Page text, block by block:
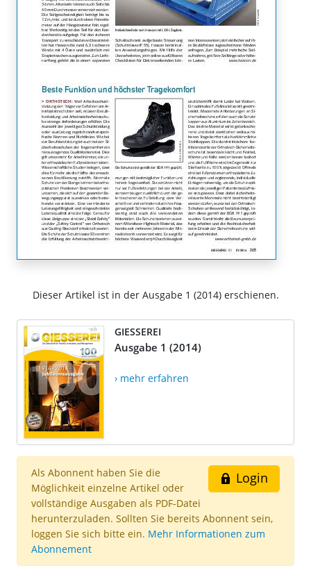
Dieser Artikel ist in der Ausgabe 1 (2014) erschienen.
GIESSEREI
Ausgabe 1 (2014)
› mehr erfahren
Login
Als Abonnent haben Sie die
Möglichkeit einzelne Artikel oder
vollständige Ausgaben als PDF-Datei
herunterzuladen. Sollten Sie bereits Abonnent sein,
loggen Sie sich bitte ein. Mehr Informationen zum
Abonnement